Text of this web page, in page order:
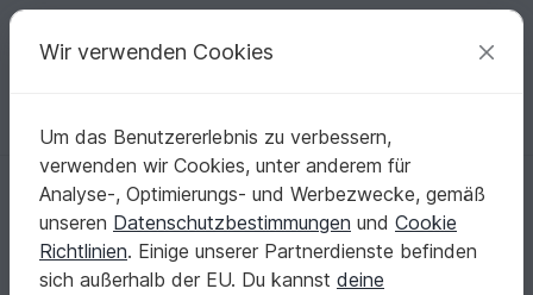
Deine kreativen Ideen
Deutsch | € (EUR) einloggen Kostenlos registrieren
Startseite Häkeln Amigurumi Tiere
Häkelanleitung eines netten Kamels
Häkelanleitung eines netten Kamels
Wir verwenden Cookies
Um das Benutzererlebnis zu verbessern,
verwenden wir Cookies, unter anderem für
Analyse-, Optimierungs- und Werbezwecke, gemäß
unseren Datenschutzbestimmungen und Cookie
Richtlinien. Einige unserer Partnerdienste befinden
sich außerhalb der EU. Du kannst deine